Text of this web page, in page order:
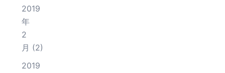
2019
年
2
月 (2)
2019